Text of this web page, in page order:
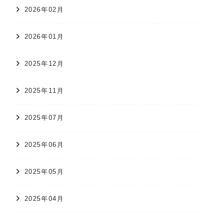
2026年02月
2026年01月
2025年12月
2025年11月
2025年07月
2025年06月
2025年05月
2025年04月